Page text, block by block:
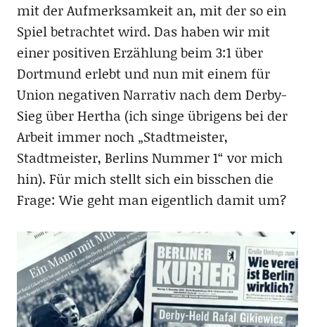
mit der Aufmerksamkeit an, mit der so ein
Spiel betrachtet wird. Das haben wir mit
einer positiven Erzählung beim 3:1 über
Dortmund erlebt und nun mit einem für
Union negativen Narrativ nach dem Derby-
Sieg über Hertha (ich singe übrigens bei der
Arbeit immer noch „Stadtmeister,
Stadtmeister, Berlins Nummer 1“ vor mich
hin). Für mich stellt sich ein bisschen die
Frage: Wie geht man eigentlich damit um?